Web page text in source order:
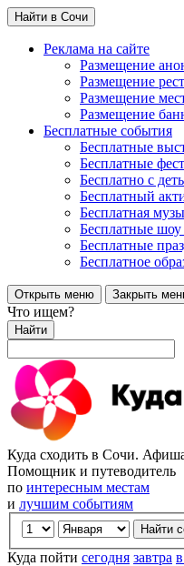
Найти в Сочи
Реклама на сайте
Размещение
Размещение
Размещение
Размещение
Бесплатные события
Бесплатные
Бесплатные
Бесплатно с
Бесплатный
Бесплатная
Бесплатные
Бесплатные
Бесплатное
Открыть меню Закрыть
Что ищем?
Найти
Куда сходить в Сочи.
Помощник и путеводитель
по интересным местам
и лучшим событиям
Куда пойти сегодня завтра